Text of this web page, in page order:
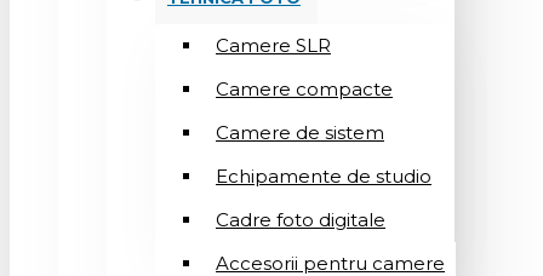
Camere SLR
Camere compacte
Camere de sistem
Echipamente de studio
Cadre foto digitale
Accesorii pentru camere